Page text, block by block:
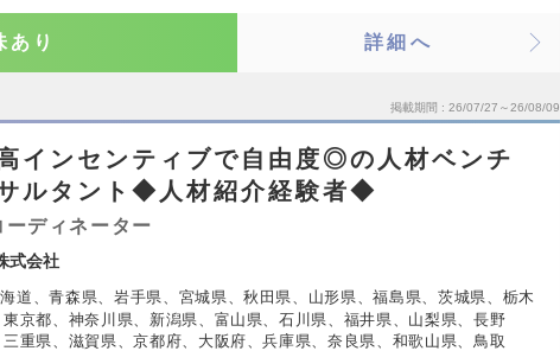
あり 詳細へ
掲載期間 26/07/27～26/08/09
インセンティブで自由度◎の人材ベンチ
ルタント◆人材紹介経験者◆
ーディネーター
式会社
道、青森県、岩手県、宮城県、秋田県、山形県、福島県、茨城県、栃木
京都、神奈川県、新潟県、富山県、石川県、福井県、山梨県、長野
重県、滋賀県、京都府、大阪府、兵庫県、奈良県、和歌山県、鳥取